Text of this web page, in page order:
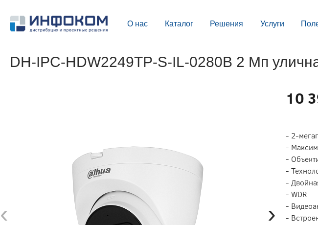
О нас Каталог Решения Услуги
DH-IPC-HDW2249TP-S-IL-0280B 2 Мп
‹ ›
10
- 2-
-
-
-
-
- WDR
-
-